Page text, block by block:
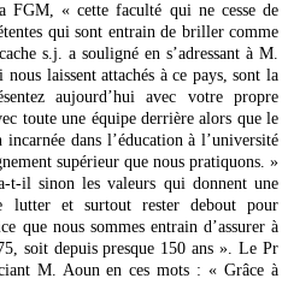
FGM, « cette faculté qui ne cesse de
qui sont entrain de briller comme
s.j. a souligné en s’adressant à M.
laissent attachés à ce pays, sont la
aujourd’hui avec votre propre
toute une équipe derrière alors que le
dans l’éducation à l’université
supérieur que nous pratiquons. »
t-il sinon les valeurs qui donnent une
et surtout rester debout pour
que nous sommes entrain d’assurer à
soit depuis presque 150 ans ». Le Pr
M. Aoun en ces mots : « Grâce à